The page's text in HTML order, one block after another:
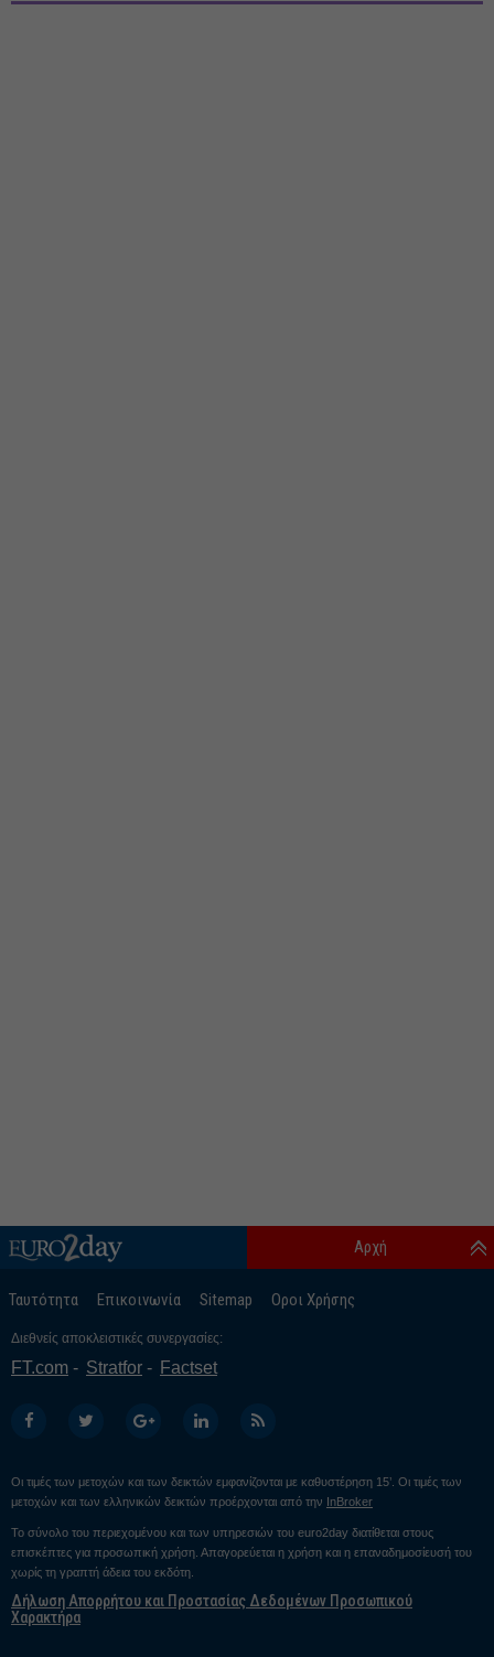
Ταυτότητα Επικοινωνία Sitemap Οροι Χρήσης
Αρχή
Διεθνείς αποκλειστικές συνεργασίες:
FT.com Stratfor Factset
Οι τιμές των μετοχών και των δεικτών εμφανίζονται με καθυστέρηση 15’. Οι τιμές των
μετοχών και των ελληνικών δεικτών προέρχονται από την InBroker
Το σύνολο του περιεχομένου και των υπηρεσιών του euro2day διατίθεται στους
επισκέπτες για προσωπική χρήση. Απαγορεύεται η χρήση και η επαναδημοσίευσή του
χωρίς τη γραπτή άδεια του εκδότη.
Δήλωση Απορρήτου και Προστασίας Δεδομένων Προσωπικού
Χαρακτήρα